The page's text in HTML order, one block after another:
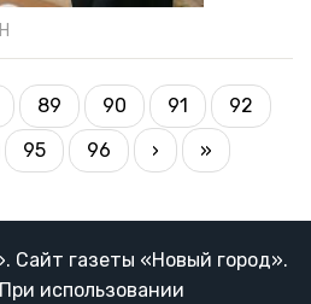
Page
89 Page
90 Page
91 Page
92
Page
95 Page
96
Next
›
Last
»
Cайт газеты «Новый город».
использовании